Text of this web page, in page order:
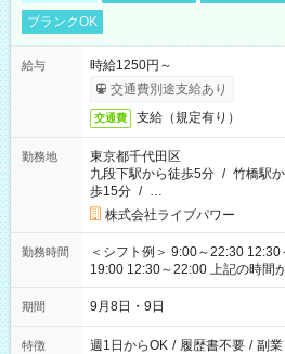
ブランクOK
給与
時給1250円～
交通費別途支給あり
交通費 支給（規定有り）
勤務地
東京都千代田区
九段下駅から徒歩5分 / 竹橋駅
歩15分 / …
株式会社ライブパワー
勤務時間
＜シフト例＞ 9:00～22:30
19:00 12:30～22:00 上記の時間から好きな時間を選べます！ ※
時間は変更となる可能性があり
期間 9月8日・9日
特徴 週1日からOK / 履歴書不要 / 副